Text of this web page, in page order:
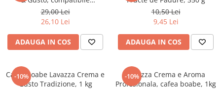
Povesti ilustrate
Povesti - Basme - Legende
Realitatea Augmentata
Religie pentru copii
ScienceConnection
TP ROLL
Nespresso, aluminiu, 10 buc x
5.7 g
29,00 Lei
26,10 Lei
ADAUGA IN COS
10,50 Lei
9,45 Lei
ADAUGA IN COS
-10%
Cafea boabe Lavazza Crema e
Gusto Tradizione, 1 kg
-10%
Lavazza Crema e Aroma
Profesionala, cafea boabe, 1kg